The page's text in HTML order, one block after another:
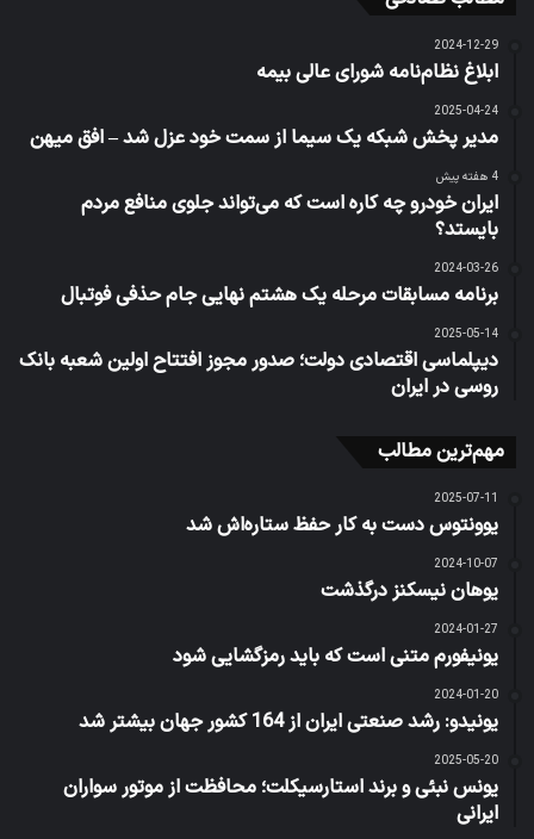
2024-12-29
ابلاغ نظام‌نامه شورای عالی بیمه
2025-04-24
مدیر پخش شبکه یک سیما از سمت خود عزل شد – افق میهن
4 هفته پیش
ایران خودرو چه کاره است که می‌تواند جلوی منافع مردم
بایستد؟
2024-03-26
برنامه مسابقات مرحله یک هشتم نهایی جام حذفی فوتبال
2025-05-14
دیپلماسی اقتصادی دولت؛ صدور مجوز افتتاح اولین شعبه بانک
روسی در ایران
مهم‌ترین مطالب
2025-07-11
یوونتوس دست به کار حفظ ستاره‌اش شد
2024-10-07
یوهان نیسکنز درگذشت
2024-01-27
یونیفورم متنی است که باید رمزگشایی شود
2024-01-20
یونیدو: رشد صنعتی ایران از 164 کشور جهان بیشتر شد
2025-05-20
یونس نبئی و برند استارسیکلت؛ محافظت از موتور سواران
ایرانی